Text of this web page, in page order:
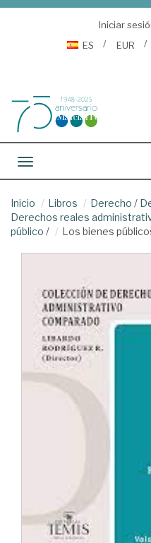
Iniciar
ES
EUR
Toggle navigation
Inicio Libros Derecho /
Derechos reales
público / Los bienes